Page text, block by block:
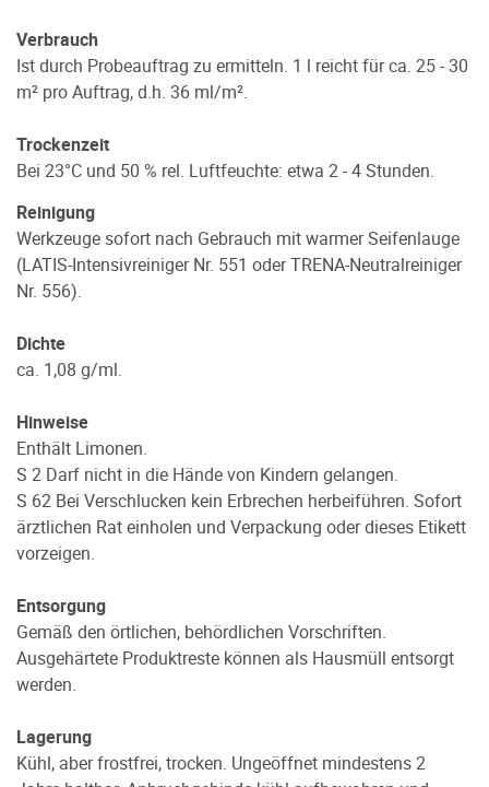
Verbrauch
Ist durch Probeauftrag zu ermitteln. 1 l reicht für ca. 25 - 30
m² pro Auftrag, d.h. 36 ml/m².
Trockenzeit
Bei 23°C und 50 % rel. Luftfeuchte: etwa 2 - 4 Stunden.
Reinigung
Werkzeuge sofort nach Gebrauch mit warmer Seifenlauge
(LATIS-Intensivreiniger Nr. 551 oder TRENA-Neutralreiniger
Nr. 556).
Dichte
ca. 1,08 g/ml.
Hinweise
Enthält Limonen.
S 2 Darf nicht in die Hände von Kindern gelangen.
S 62 Bei Verschlucken kein Erbrechen herbeiführen. Sofort
ärztlichen Rat einholen und Verpackung oder dieses Etikett
vorzeigen.
Entsorgung
Gemäß den örtlichen, behördlichen Vorschriften.
Ausgehärtete Produktreste können als Hausmüll entsorgt
werden.
Lagerung
Kühl, aber frostfrei, trocken. Ungeöffnet mindestens 2